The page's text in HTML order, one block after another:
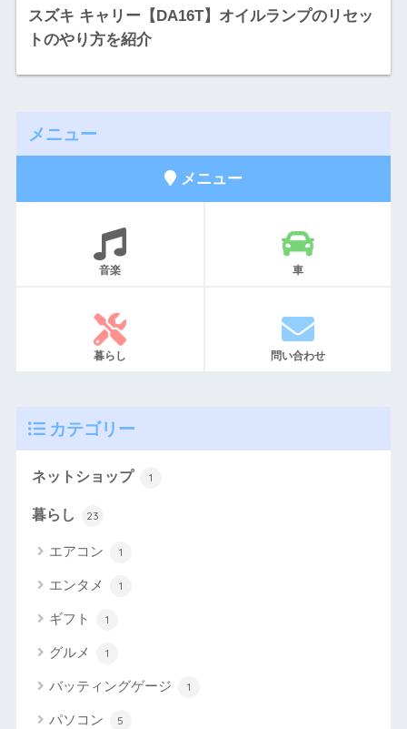
スズキ キャリー【DA16T】オイルランプのリセッ
トのやり方を紹介
メニュー
メニュー
音楽 車
暮らし 問い合わせ
カテゴリー
ネットショップ 1
暮らし 23
エアコン 1
エンタメ 1
ギフト 1
グルメ 1
バッティングゲージ 1
パソコン 5